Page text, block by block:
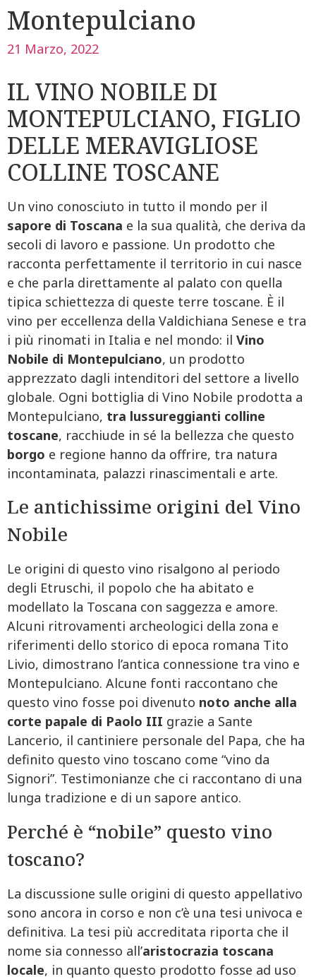
Montepulciano
21 Marzo, 2022
IL VINO NOBILE DI
MONTEPULCIANO, FIGLIO
DELLE MERAVIGLIOSE
COLLINE TOSCANE
Un vino conosciuto in tutto il mondo per il
sapore di Toscana e la sua qualità, che deriva da
secoli di lavoro e passione. Un prodotto che
racconta perfettamente il territorio in cui nasce
e che parla direttamente al palato con quella
tipica schiettezza di queste terre toscane. È il
vino per eccellenza della Valdichiana Senese e tra
i più rinomati in Italia e nel mondo: il Vino
Nobile di Montepulciano, un prodotto
apprezzato dagli intenditori del settore a livello
globale. Ogni bottiglia di Vino Nobile prodotta a
Montepulciano, tra lussureggianti colline
toscane, racchiude in sé la bellezza che questo
borgo e regione hanno da offrire, tra natura
incontaminata, palazzi rinascimentali e arte.
Le antichissime origini del Vino
Nobile
Le origini di questo vino risalgono al periodo
degli Etruschi, il popolo che ha abitato e
modellato la Toscana con saggezza e amore.
Alcuni ritrovamenti archeologici della zona e
riferimenti dello storico di epoca romana Tito
Livio, dimostrano l’antica connessione tra vino e
Montepulciano. Alcune fonti raccontano che
questo vino fosse poi divenuto noto anche alla
corte papale di Paolo III grazie a Sante
Lancerio, il cantiniere personale del Papa, che ha
definito questo vino toscano come “vino da
Signori”. Testimonianze che ci raccontano di una
lunga tradizione e di un sapore antico.
Perché è “nobile” questo vino
toscano?
La discussione sulle origini di questo appellativo
sono ancora in corso e non c’è una tesi univoca e
definitiva. La tesi più accreditata riporta che il
nome sia connesso all’aristocrazia toscana
locale, in quanto questo prodotto fosse ad uso